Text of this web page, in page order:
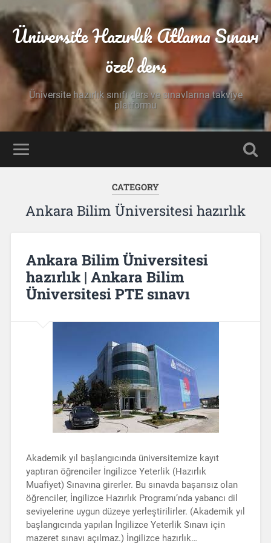
Üniversite Hazırlık Atlama Sınavı
özel ders
Üniversite hazırlık sınıfı ders ve sınavlarına takviye
platformu
CATEGORY
Ankara Bilim Üniversitesi hazırlık
Ankara Bilim Üniversitesi
hazırlık | Ankara Bilim
Üniversitesi PTE sınavı
Akademik yıl başlangıcında üniversitemize kayıt
yaptıran öğrenciler İngilizce Yeterlik (Hazırlık
Muafiyet) Sınavına girerler. Bu sınavda başarısız olan
öğrenciler, İngilizce Hazırlık Programı’nda yabancı dil
seviyelerine uygun düzeye yerleştirilirler. (Akademik yıl
başlangıcında yapılan İngilizce Yeterlik Sınavı için
mazeret sınavı açılmaz.) İngilizce hazırlık…